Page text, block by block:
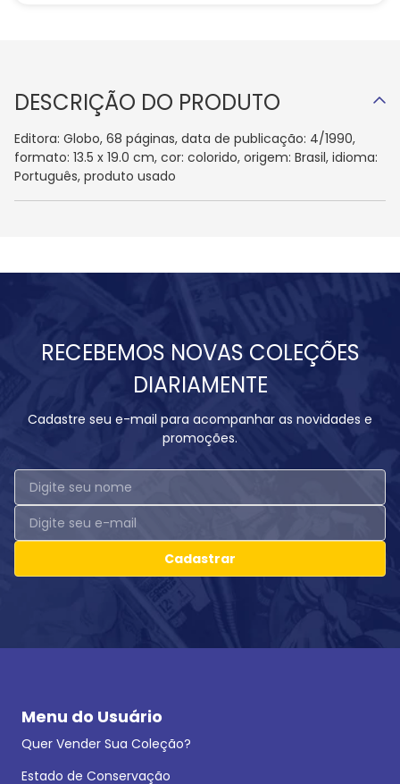
DESCRIÇÃO DO PRODUTO
Editora: Globo, 68 páginas, data de publicação: 4/1990,
formato: 13.5 x 19.0 cm, cor: colorido, origem: Brasil, idioma:
Português, produto usado
RECEBEMOS NOVAS COLEÇÕES
DIARIAMENTE
Cadastre seu e-mail para acompanhar as novidades e
promoções.
Cadastrar
Menu do Usuário
Quer Vender Sua Coleção?
Estado de Conservação